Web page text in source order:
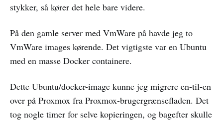
stykker, så kører det hele bare videre.
På den gamle server med VmWare på havde jeg to
VmWare images kørende. Det vigtigste var en Ubuntu
med en masse Docker containere.
Dette Ubuntu/docker-image kunne jeg migrere en-til-en
over på Proxmox fra Proxmox-brugergrænsefladen. Det
tog nogle timer for selve kopieringen, og bagefter skulle